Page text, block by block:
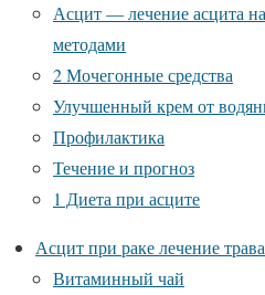
Асцит — лечение асцита
методами
2 Мочегонные средства
Улучшенный крем от
Профилактика
Течение и прогноз
1 Диета при асците
Асцит при раке лечение
Витаминный чай